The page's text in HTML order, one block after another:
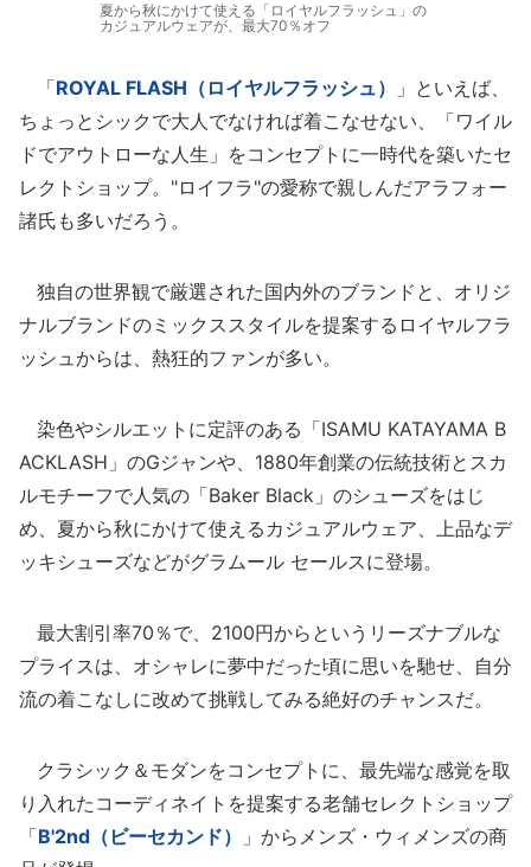
夏から秋にかけて使える「ロイヤルフラッシュ」の
カジュアルウェアが、最大70％オフ
「ROYAL FLASH（ロイヤルフラッシュ）
」といえば、
ちょっとシックで大人でなければ着こなせない、「ワイル
ドでアウトローな人生」をコンセプトに一時代を築いたセ
レクトショップ。"ロイフラ"の愛称で親しんだアラフォー
諸氏も多いだろう。
独自の世界観で厳選された国内外のブランドと、オリジ
ナルブランドのミックススタイルを提案するロイヤルフラ
ッシュからは、熱狂的ファンが多い。
染色やシルエットに定評のある「ISAMU KATAYAMA B
ACKLASH」のGジャンや、1880年創業の伝統技術とスカ
ルモチーフで人気の「Baker Black」のシューズをはじ
め、夏から秋にかけて使えるカジュアルウェア、上品なデ
ッキシューズなどがグラムール セールスに登場。
最大割引率70％で、2100円からというリーズナブルな
プライスは、オシャレに夢中だった頃に思いを馳せ、自分
流の着こなしに改めて挑戦してみる絶好のチャンスだ。
クラシック＆モダンをコンセプトに、最先端な感覚を取
り入れたコーディネイトを提案する老舗セレクトショップ
「B'2nd（ビーセカンド）
」からメンズ・ウィメンズの商